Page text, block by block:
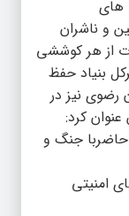
های
و ناشران
از هر کوششی
بنیاد حفظ
رضوی نیز در
کرد:
جنگ و
امنیتی